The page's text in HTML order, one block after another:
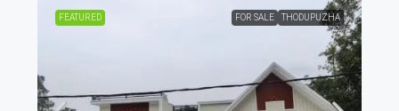
FEATURED FOR SALE THODUPUZHA